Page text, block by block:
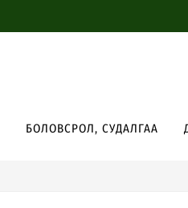
БОЛОВСРОЛ, СУДАЛГАА